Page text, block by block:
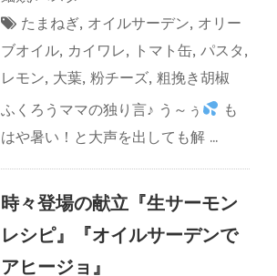
たまねぎ, オイルサーデン, オリー
ブオイル, カイワレ, トマト缶, パスタ ,
レモン, 大葉, 粉チーズ, 粗挽き胡椒
ふくろうママの独り言♪ う～ぅ
も
はや暑い！と大声を出しても解 ...
時々登場の献立『生サーモン
レシピ』『オイルサーデンで
アヒージョ』